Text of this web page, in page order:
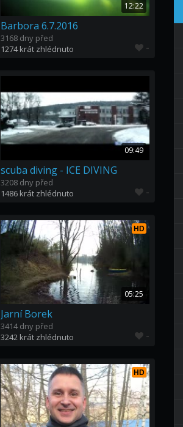
12:22
Barbora 6.7.2016
3168 dny před
1274 krát zhlédnuto
-
09:49
scuba diving - ICE DIVING
3208 dny před
1486 krát zhlédnuto
-
HD
05:25
Jarní Borek
3414 dny před
3242 krát zhlédnuto
-
HD